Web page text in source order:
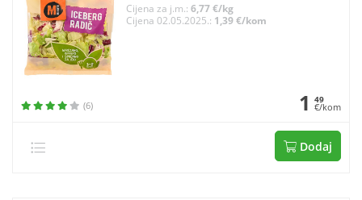
Cijena za j.m.: 6,77 €/kg
Cijena 02.05.2025.: 1,39 €/kom
(6) 1 49
€/kom
Dodaj